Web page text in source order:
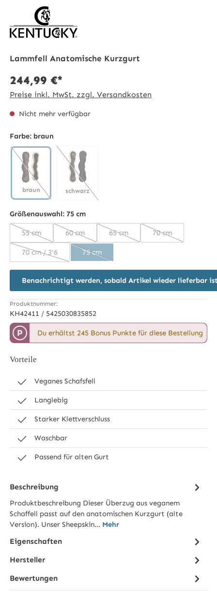
Lammfell Anatomische Kurzgurt
244,99 €*
Preise inkl. MwSt. zzgl. Versandkosten
Nicht mehr verfügbar
Farbe: braun
braun schwarz
Größenauswahl: 75 cm
55 cm
(Diese Option ist zurzeit nicht verfügbar.)
60 cm
(Diese Option ist zurzeit nicht verfügbar.)
65 cm
(Diese Option ist zurzeit nicht
70 cm
(Diese Option ist
70 cm / 3'6
(Diese Option ist zurzeit nicht verfügbar.)
75 cm
(Diese Option ist zurzeit nicht verfügbar.)
Benachrichtigt werden, sobald Artikel wieder lieferbar
Produktnummer:
KH42411 / 5425030835852
P Du erhältst 245 Bonus Punkte für diese Bestellung
Vorteile
Veganes Schafsfell
Langlebig
Starker Klettverschluss
Waschbar
Passend für alten Gurt
Beschreibung
Produktbeschreibung Dieser Überzug aus veganem
Schaffell passt auf den anatomischen Kurzgurt (alte
Version). Unser Sheepskin… Mehr
Eigenschaften
Hersteller
Bewertungen